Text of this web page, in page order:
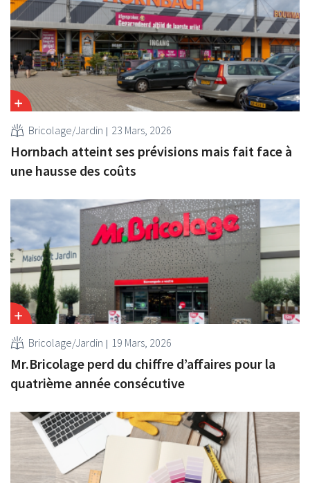
Bricolage/Jardin 23 Mars, 2026
Hornbach atteint ses prévisions mais fait face à
une hausse des coûts
Bricolage/Jardin 19 Mars, 2026
Mr.Bricolage perd du chiffre d’affaires pour la
quatrième année consécutive